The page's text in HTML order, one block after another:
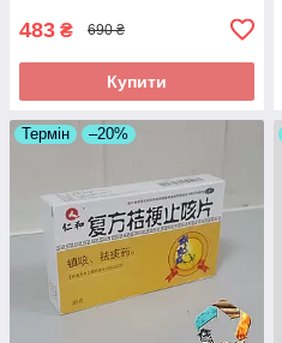
483 ₴ 690 ₴
Купити
Термін –20%